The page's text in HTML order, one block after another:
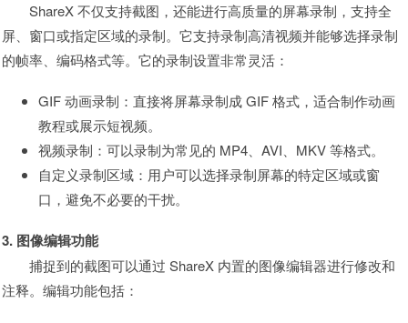
ShareX 不仅支持截图，还能进行高质量的屏幕录制，支持全
屏、窗口或指定区域的录制。它支持录制高清视频并能够选择录制
的帧率、编码格式等。它的录制设置非常灵活：
GIF 动画录制：直接将屏幕录制成 GIF 格式，适合制作动画
教程或展示短视频。
视频录制：可以录制为常见的 MP4、AVI、MKV 等格式。
自定义录制区域：用户可以选择录制屏幕的特定区域或窗
口，避免不必要的干扰。
3. 图像编辑功能
捕捉到的截图可以通过 ShareX 内置的图像编辑器进行修改和
注释。编辑功能包括：